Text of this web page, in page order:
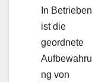
In Betrieben
ist die
geordnete
Aufbewahru
ng von